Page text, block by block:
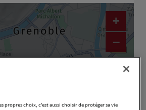
+
−
propres choix, c’est aussi choisir de protéger sa vie